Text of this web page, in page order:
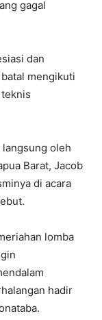
gagal
dan
mengikuti
langsung oleh
Barat, Jacob
di acara
lomba
hadir